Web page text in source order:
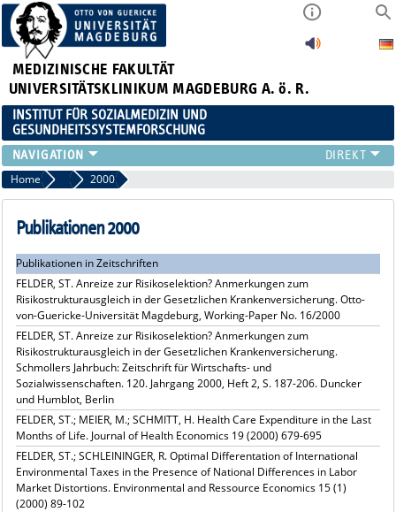
MEDIZINISCHE FAKULTÄT
UNIVERSITÄTSKLINIKUM MAGDEBURG A. ö. R.
INSTITUT FÜR SOZIALMEDIZIN UND
GESUNDHEITSSYSTEMFORSCHUNG
LEHRE
UNSER INSTITUT
TEAM
PUBLIKATIONEN
STELLENANGEBOTE
QUALIFIKATIONSARBEITEN
Home Publikationsarchiv
2000
Publikationen 2000
Publikationen in Zeitschriften
FELDER, ST. Anreize zur Risikoselektion? Anmerkungen zum
Risikostrukturausgleich in der Gesetzlichen Krankenversicherung. Otto-
von-Guericke-Universität Magdeburg, Working-Paper No. 16/2000
FELDER, ST. Anreize zur Risikoselektion? Anmerkungen zum
Risikostrukturausgleich in der Gesetzlichen Krankenversicherung.
Schmollers Jahrbuch: Zeitschrift für Wirtschafts- und
Sozialwissenschaften. 120. Jahrgang 2000, Heft 2, S. 187-206. Duncker
und Humblot, Berlin
FELDER, ST.; MEIER, M.; SCHMITT, H. Health Care Expenditure in the Last
Months of Life. Journal of Health Economics 19 (2000) 679-695
FELDER, ST.; SCHLEININGER, R. Optimal Differentation of International
Environmental Taxes in the Presence of National Differences in Labor
Market Distortions. Environmental and Ressource Economics 15 (1)
(2000) 89-102